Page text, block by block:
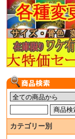
カテゴリー別